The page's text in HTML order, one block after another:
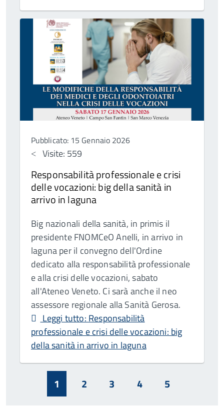
Pubblicato: 15 Gennaio 2026
Visite: 559
Responsabilità professionale e crisi
delle vocazioni: big della sanità in
arrivo in laguna
Big nazionali della sanità, in primis il
presidente FNOMCeO Anelli, in arrivo in
laguna per il convegno dell'Ordine
dedicato alla responsabilità professionale
e alla crisi delle vocazioni, sabato
all'Ateneo Veneto. Ci sarà anche il neo
assessore regionale alla Sanità Gerosa.
Leggi tutto: Responsabilità
professionale e crisi delle vocazioni: big
della sanità in arrivo in laguna
1 2 3 4 5